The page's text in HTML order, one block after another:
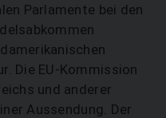
Parlamente bei den
Die EU-Kommission
und anderer
Aussendung. Der